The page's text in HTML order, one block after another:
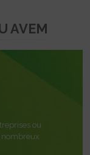
AVEM
ou
nombreux